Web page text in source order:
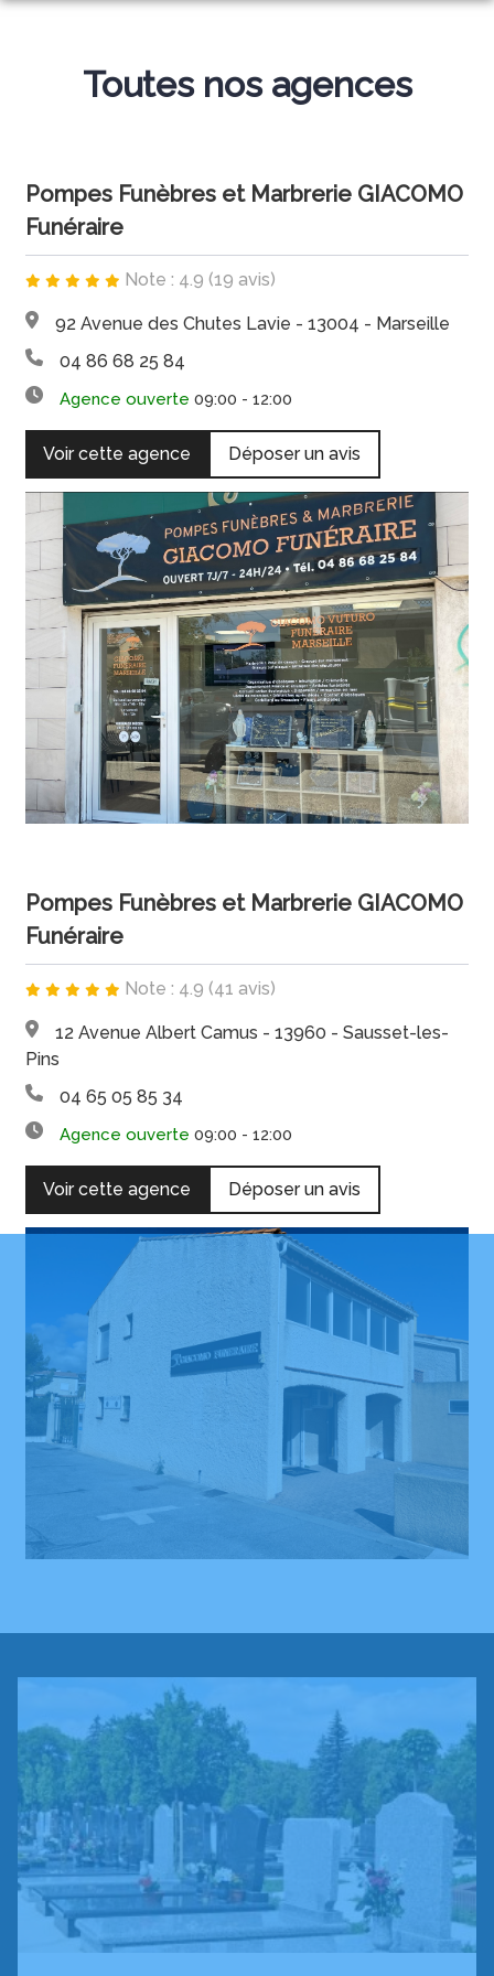
NOS SERVICES
PRÉVOIR SES OBSÈQUES
SERVICES AUX FAMILLES
BOUTIQUE DE PLAQUES
NOS AGENCES
SAUSSET-LES-PINS
Toutes nos agences
Pompes Funèbres et Marbrerie GIACOMO
Funéraire
Note : 4.9 (19 avis)
92 Avenue des Chutes Lavie - 13004 - Marseille
04 86 68 25 84
Agence ouverte 09:00 - 12:00
Voir cette agence Déposer un avis
Pompes Funèbres et Marbrerie GIACOMO
Funéraire
Note : 4.9 (41 avis)
12 Avenue Albert Camus - 13960 - Sausset-les-
Pins
04 65 05 85 34
Agence ouverte 09:00 - 12:00
Voir cette agence Déposer un avis